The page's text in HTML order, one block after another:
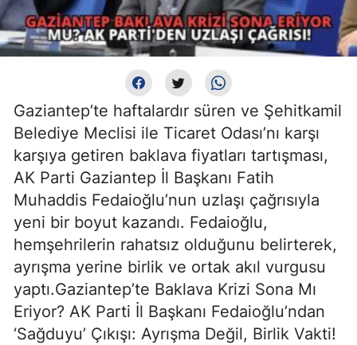
Gaziantep’te haftalardır süren ve Şehitkamil
Belediye Meclisi ile Ticaret Odası’nı karşı
karşıya getiren baklava fiyatları tartışması,
AK Parti Gaziantep İl Başkanı Fatih
Muhaddis Fedaioğlu’nun uzlaşı çağrısıyla
yeni bir boyut kazandı. Fedaioğlu,
hemşehrilerin rahatsız olduğunu belirterek,
ayrışma yerine birlik ve ortak akıl vurgusu
yaptı.Gaziantep’te Baklava Krizi Sona Mı
Eriyor? AK Parti İl Başkanı Fedaioğlu’ndan
‘Sağduyu’ Çıkışı: Ayrışma Değil, Birlik Vakti!